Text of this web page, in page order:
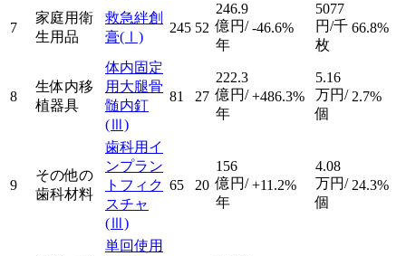
7
家庭用衛
生用品
救急絆創
膏(Ⅰ)
245 52
246.9
億円/
年
-46.6%
5077
円/千
枚
66.8%
8
生体内移
植器具
体内固定
用大腿骨
髄内釘
(Ⅲ)
81 27
222.3
億円/
年
+486.3%
5.16
万円/
個
2.7%
9
その他の
歯科材料
歯科用イ
ンプラン
トフィク
スチャ
(Ⅲ)
65 20
156
億円/
年
+11.2%
4.08
万円/
個
24.3%
単回使用